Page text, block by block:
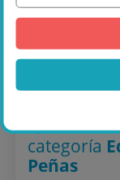
👉 Ver
👉 Ver
👉 Ver
categoría
Peñas